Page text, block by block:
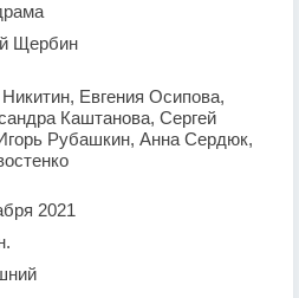
Щербин
Евгения Осипова,
Каштанова, Сергей
Рубашкин, Анна Сердюк,
2021